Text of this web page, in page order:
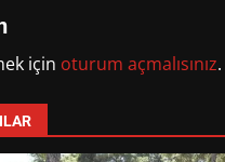
için oturum açmalısınız.